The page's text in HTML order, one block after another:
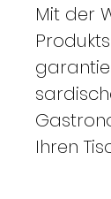
Mit der
Ihren